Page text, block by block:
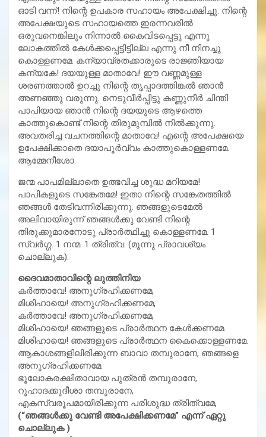
ഓടി വന്ന്! നിന്റെ ഉപകാര സഹായം അപേക്ഷിച്ചു. നിന്റെ
അപേക്ഷയുടെ സഹായത്തെ ഇരന്നവരില്‍
ഒരുവനെങ്കിലും നിന്നാല്‍ കൈവിടപ്പെട്ടു എന്നു
ലോകത്തില്‍ കേള്‍ക്കപ്പെട്ടിട്ടില്ല എന്നു നീ നിനച്ചു
കൊള്ളണമേ. കന്യാവ്രതക്കാരുടെ രാജ്ഞിയായ
കന്യകേ! ദയയുള്ള മാതാവേ! ഈ വണ്ണമുള്ള
ശരണത്താല്‍ ഉറച്ചു നിന്റെ തൃപ്പാദത്തിങ്കല്‍ ഞാന്‍
അണഞ്ഞു വരുന്നു. നെടുവീര്‍പ്പിട്ടു കണ്ണുനീര്‍ ചിന്തി
പാപിയായ ഞാന്‍ നിന്റെ ദയയുടെ ആഴത്തെ
കാത്തുകൊണ്ട് നിന്റെ തിരുമുമ്പില്‍ നില്‍ക്കുന്നു.
അവതരിച്ച വചനത്തിന്റെ മാതാവേ! എന്റെ അപേക്ഷയെ
ഉപേക്ഷിക്കാതെ ദയാപൂര്‍വ്വം കാത്തുകൊള്ളണമേ.
ആമ്മേനീശോ.
ജന്മ പാപമില്ലാതെ ഉത്ഭവിച്ച ശുദ്ധ മറിയമേ!
പാപികളുടെ സങ്കേതമേ! ഇതാ നിന്റെ സങ്കേതത്തില്‍
ഞങ്ങള്‍ തേടിവന്നിരിക്കുന്നു. ഞങ്ങളുടെമേല്‍
അലിവായിരുന്ന് ഞങ്ങള്‍ക്കു വേണ്ടി നിന്റെ
തിരുക്കുമാരനോടു പ്രാര്‍ത്ഥിച്ചു കൊള്ളണമേ. 1
സ്വര്‍ഗ്ഗ. 1 നന്മ. 1 ത്രിത്വ. (മൂന്നു പ്രാവശ്യം
ചൊല്ലുക).
ദൈവമാതാവിന്റെ ലുത്തിനിയ
കര്‍ത്താവേ! അനുഗ്രഹിക്കണമേ,
മിശിഹായെ! അനുഗ്രഹിക്കണമേ,
കര്‍ത്താവേ! അനുഗ്രഹിക്കണമേ,
മിശിഹായെ! ഞങ്ങളുടെ പ്രാര്‍ത്ഥന കേള്‍ക്കണമേ.
മിശിഹായെ! ഞങ്ങളുടെ പ്രാര്‍ത്ഥന കൈക്കൊള്ളണമേ.
ആകാശങ്ങളിലിരിക്കുന്ന ബാവാ തമ്പുരാനേ, ഞങ്ങളെ
അനുഗ്രഹിക്കണമേ.
ഭൂലോകരക്ഷിതാവായ പുത്രന്‍ തമ്പുരാനേ,
റൂഹാദക്കുദീശാ തമ്പുരാനേ,
എകസ്വരൂപമായിരിക്കുന്ന പരിശുദ്ധ ത്രിത്വമേ,
(“ഞങ്ങള്‍ക്കു വേണ്ടി അപേക്ഷിക്കണമേ” എന്ന് ഏറ്റു
ചൊല്ലുക )